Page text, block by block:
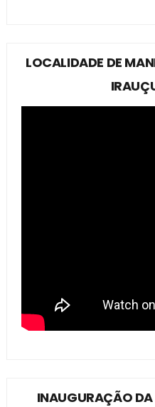
LOCALIDADE DE
INAUGURAÇÃO